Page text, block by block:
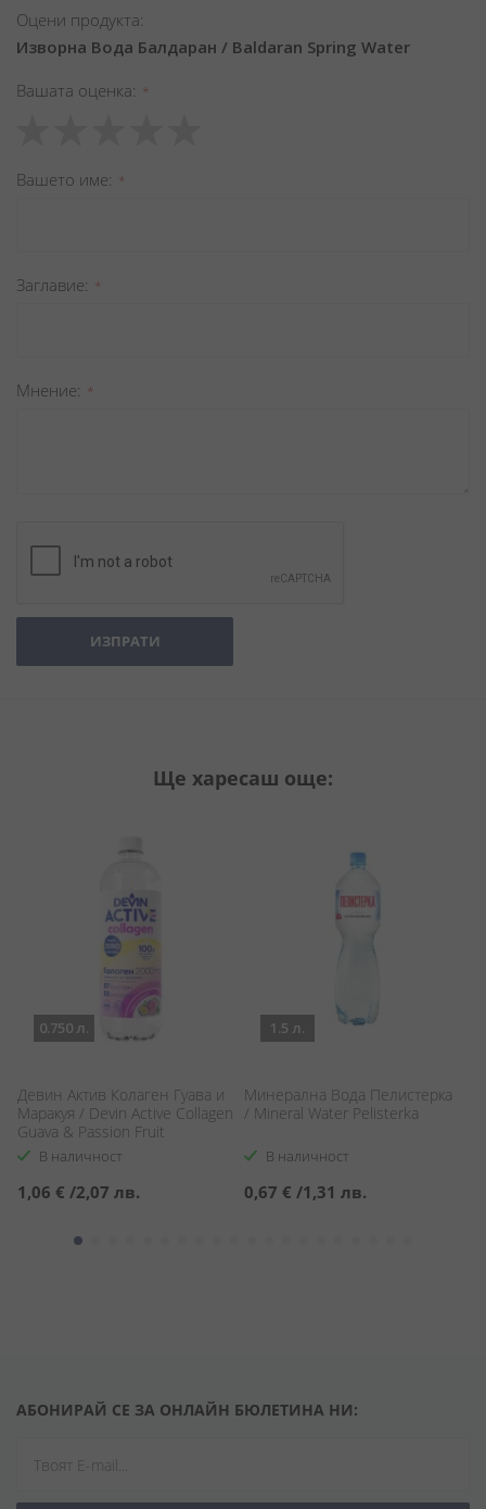
Оцени продукта:
Изворна Вода Балдаран / Baldaran Spring Water
Вашата оценка
star
stars
stars
stars
stars
Вашето име
Заглавиe
Мнение
ИЗПРАТИ
Ще харесаш още:
0.750 л.
Девин Актив Колаген Гуава и
Маракуя / Devin Active Collagen
Guava & Passion Fruit
В наличност
1,06 € /2,07 лв.
1.5 л.
Минерална Вода Пелистерка
/ Mineral Water Pelisterka
В наличност
0,67 € /1,31 лв.
АБОНИРАЙ СЕ ЗА ОНЛАЙН БЮЛЕТИНА НИ: